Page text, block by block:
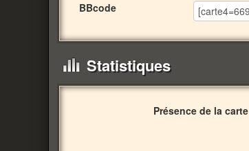
BBcode
Statistiques
Présence de la carte